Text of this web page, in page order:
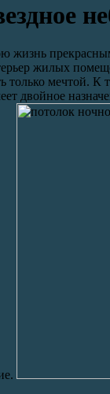
жизнь
жилых
только мечтой.
двойное